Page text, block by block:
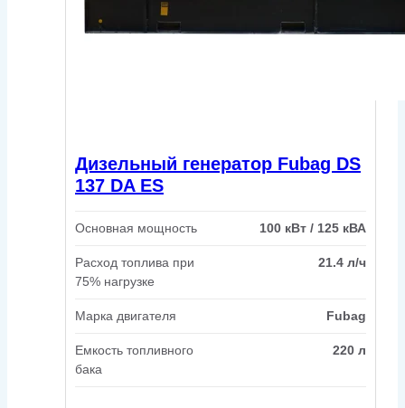
Дизельный генератор Fubag DS
137 DA ES
Основная мощность 100 кВт / 125 кВА
Расход топлива при
75% нагрузке
21.4 л/ч
Марка двигателя Fubag
Емкость топливного
бака
220 л